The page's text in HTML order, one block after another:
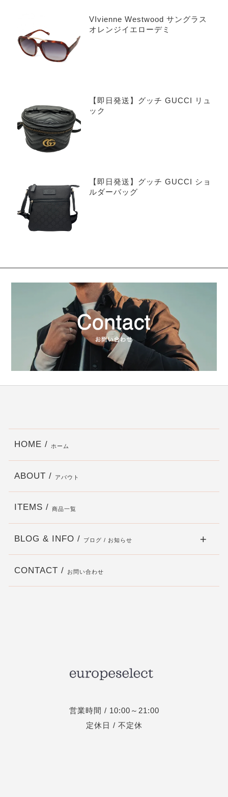
VIvienne Westwood サングラス
オレンジイエローデミ
【即日発送】グッチ GUCCI リュ
ック
【即日発送】グッチ GUCCI ショ
ルダーバッグ
営業時間 / 10:00～21:00
定休日 / 不定休
HOME / ホーム
ABOUT / アバウト
ITEMS / 商品一覧
BLOG & INFO / ブログ / お知らせ
CONTACT / お問い合わせ